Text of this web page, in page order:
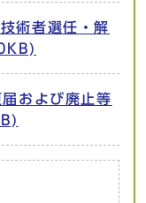
術者選任・解
および廃止等